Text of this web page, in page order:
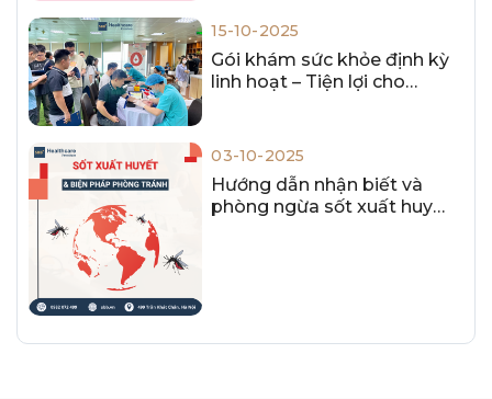
15-10-2025
Gói khám sức khỏe định kỳ
linh hoạt – Tiện lợi cho
03-10-2025
Hướng dẫn nhận biết và
phòng ngừa sốt xuất huyết